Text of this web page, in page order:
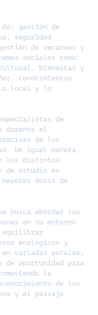
gestión de
seguridad
de recursos y
sociales como:
bienestar y
conocimientos
lo local y lo
de
durante el
de los
De igual manera,
los distintos
de estudio es
dosis de
busca abordar los
en su entorno
equilibrar
ecológicos y
variadas escalas,
de oportunidad para
la
de los
y el paisaje.